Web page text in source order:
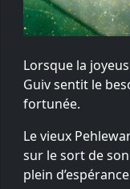
Lorsque la
Guiv sentit le
fortunée.
Le vieux
sur le sort de
plein